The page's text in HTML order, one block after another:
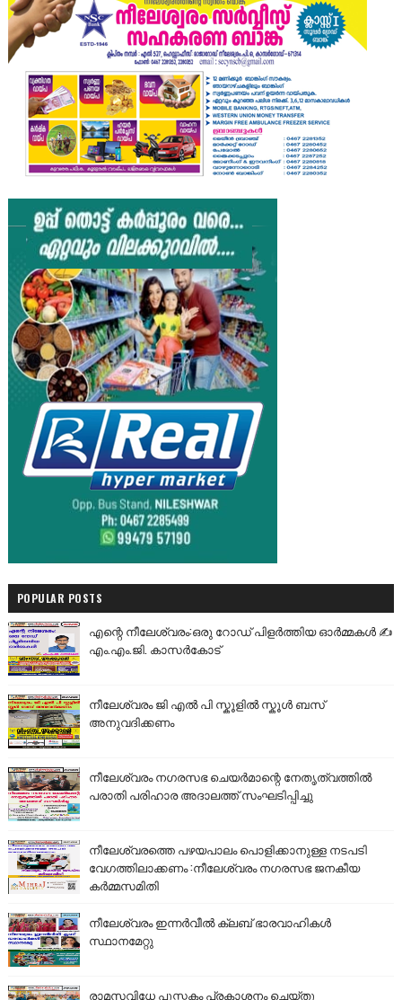
POPULAR POSTS
എന്റെ നീലേശ്വരം:ഒരു റോഡ് പിളർത്തിയ ഓർമ്മകൾ ✍️
എം.എം.ജി. കാസർകോട്
നീലേശ്വരം ജി എൽ പി സ്കൂളിൽ സ്കൂൾ ബസ്
അനുവദിക്കണം
നീലേശ്വരം നഗരസഭ ചെയർമാന്റെ നേതൃത്വത്തിൽ
പരാതി പരിഹാര അദാലത്ത് സംഘടിപ്പിച്ചു
നീലേശ്വരത്തെ പഴയപാലം പൊളിക്കാനുള്ള നടപടി
വേഗത്തിലാക്കണം :നീലേശ്വരം നഗരസഭ ജനകീയ
കർമ്മസമിതി
നീലേശ്വരം ഇന്നർവീൽ ക്ലബ് ഭാരവാഹികൾ
സ്ഥാനമേറ്റു
രാമസവിധേ പുസ്തകം പ്രകാശനം ചെയ്തു